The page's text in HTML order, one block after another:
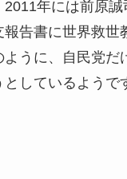
2011年には前原
告書に世界救世
ように、自民党だ
しているようで